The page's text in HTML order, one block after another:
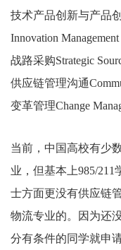
技术产品创新与产品
Innovation Management
战路采购Strategic
供应链管理沟通
变革管理Change
当前，中国高校有少
业，但基本上985/
士方面更没有供应链
物流专业的。因为还
分有条件的同学就申